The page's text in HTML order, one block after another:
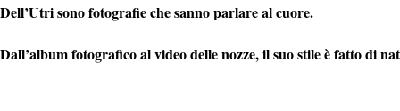
Dell’Utri sono fotografie che sanno parlare al cuore.
Dall’album fotografico al video delle nozze, il suo stile è fatto di